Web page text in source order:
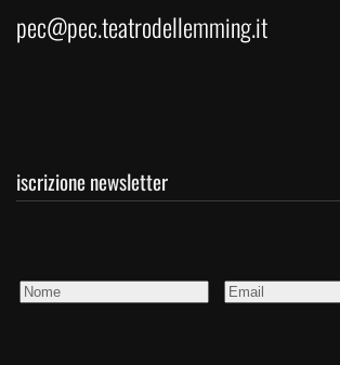
pec@pec.teatrodellemming.it
iscrizione newsletter